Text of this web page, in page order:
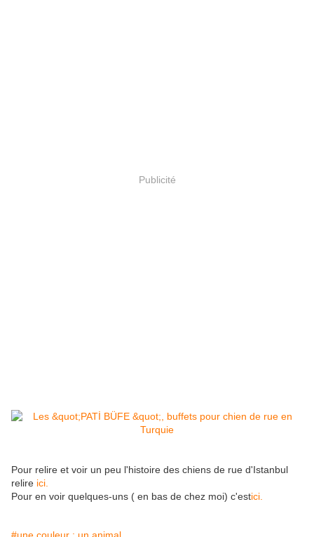
Publicité
Pour relire et voir un peu l'histoire des chiens de rue d'Istanbul
relire ici.
Pour en voir quelques-uns ( en bas de chez moi) c'estici.